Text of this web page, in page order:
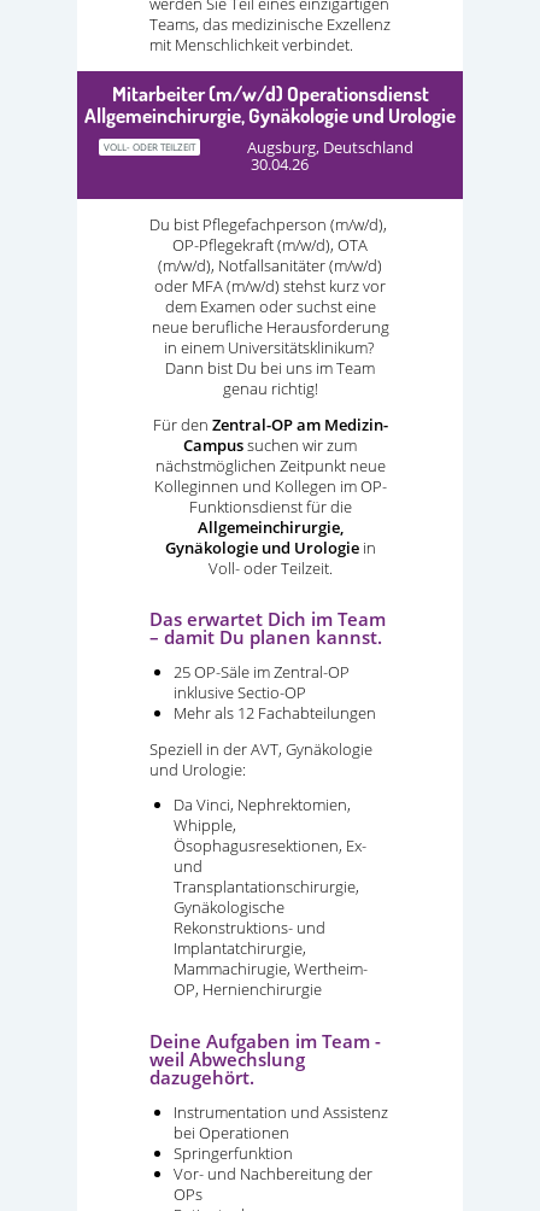
Teams, das medizinische Exzellenz
mit Menschlichkeit verbindet.
Mitarbeiter (m/w/d) Operationsdienst
Allgemeinchirurgie, Gynäkologie und Urologie
VOLL- ODER TEILZEIT Augsburg, Deutschland
30.04.26
Du bist Pflegefachperson (m/w/d),
OP-Pflegekraft (m/w/d), OTA
(m/w/d), Notfallsanitäter (m/w/d)
oder MFA (m/w/d) stehst kurz vor
dem Examen oder suchst eine
neue berufliche Herausforderung
in einem Universitätsklinikum?
Dann bist Du bei uns im Team
genau richtig!
Für den Zentral-OP am Medizin-
Campussuchen wir zum
nächstmöglichen Zeitpunkt neue
Kolleginnen und Kollegen im OP-
Funktionsdienst für die
Allgemeinchirurgie,
Gynäkologie und Urologie in
Voll- oder Teilzeit.
Das erwartet Dich im Team
– damit Du planen kannst.
25 OP-Säle im Zentral-OP
inklusive Sectio-OP
Mehr als 12 Fachabteilungen
Speziell in der AVT, Gynäkologie
und Urologie:
Da Vinci, Nephrektomien,
Whipple,
Ösophagusresektionen, Ex-
und
Transplantationschirurgie,
Gynäkologische
Rekonstruktions- und
Implantatchirurgie,
Mammachirugie, Wertheim-
OP, Hernienchirurgie
Deine Aufgaben im Team -
weil Abwechslung
dazugehört.
Instrumentation und Assistenz
bei Operationen
Springerfunktion
Vor- und Nachbereitung der
OPs